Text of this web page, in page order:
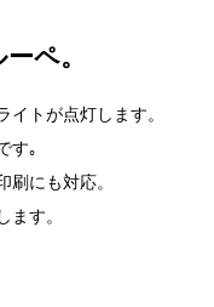
ペ。
イトが点灯します。
す｡
にも対応。
ます。